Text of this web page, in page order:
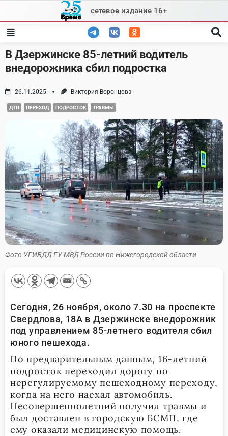
content
сетевое издание 16+
В Дзержинске 85-летний водитель
внедорожника сбил подростка
26.11.2025 Виктория Воронцова
ДТП ПЕРЕХОД ПОДРОСТОК ТРАВМЫ
Фото УГИБДД ГУ МВД России по Нижегородской области
Сегодня, 26 ноября, около 7.30 на проспекте
Свердлова, 18А в Дзержинске внедорожник
под управлением 85-летнего водителя сбил
юного пешехода.
По предварительным данным, 16-летний
подросток переходил дорогу по
нерегулируемому пешеходному переходу,
когда на него наехал автомобиль.
Несовершеннолетний получил травмы и
был доставлен в городскую БСМП, где
ему оказали медицинскую помощь.